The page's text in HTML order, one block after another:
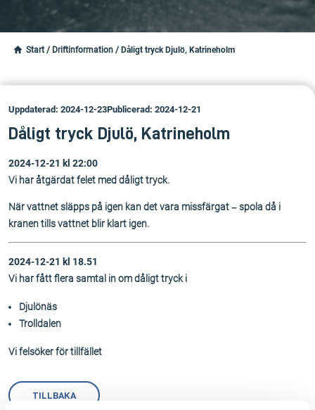
Start / Driftinformation / Dåligt tryck Djulö, Katrineholm
Uppdaterad: 2024-12-23Publicerad: 2024-12-21
Dåligt tryck Djulö, Katrineholm
2024-12-21 kl 22:00
Vi har åtgärdat felet med dåligt tryck.
När vattnet släpps på igen kan det vara missfärgat – spola då i
kranen tills vattnet blir klart igen.
2024-12-21 kl 18.51
Vi har fått flera samtal in om dåligt tryck i
Djulönäs
Trolldalen
Vi felsöker för tillfället
TILLBAKA